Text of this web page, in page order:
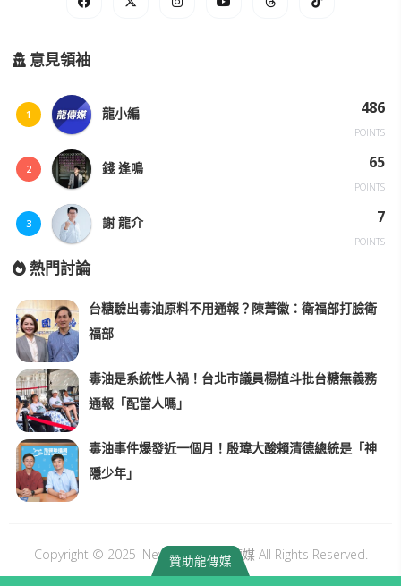
意見領袖
1 龍小編 486
POINTS
2 錢 逢鳴 65
POINTS
3 謝 龍介 7
POINTS
熱門討論
台糖驗出毒油原料不用通報？陳菁徽：衛福部打臉衛
福部
毒油是系統性人禍！台北市議員楊植斗批台糖無義務
通報「配當人嗎」
毒油事件爆發近一個月！殷瑋大酸賴清德總統是「神
隱少年」
Copyright © 2025 iNews Long｜龍傳媒 All Rights Reserved.
贊助龍傳媒